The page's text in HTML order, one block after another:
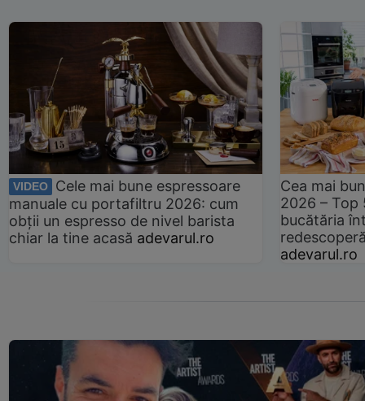
VIDEO
Cele mai bune espressoare
manuale cu portafiltru 2026: cum
obții un espresso de nivel barista
chiar la tine acasă adevarul.ro
Cea mai
2026 –
bucătăria
adevarul.ro